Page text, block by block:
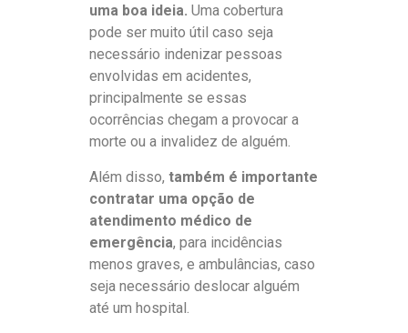
uma boa ideia. Uma cobertura
pode ser muito útil caso seja
necessário indenizar pessoas
envolvidas em acidentes,
principalmente se essas
ocorrências chegam a provocar a
morte ou a invalidez de alguém.
Além disso, também é importante
contratar uma opção de
atendimento médico de
emergência, para incidências
menos graves, e ambulâncias, caso
seja necessário deslocar alguém
até um hospital.